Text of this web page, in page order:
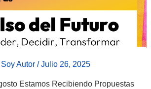
Soy Autor /Julio 26, 2025
Estamos Recibiendo Propuestas